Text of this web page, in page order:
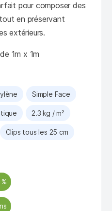
pour composer des
en préservant
extérieurs.
1m x 1m
Simple Face
2.3 kg / m²
Clips tous les 25 cm
%